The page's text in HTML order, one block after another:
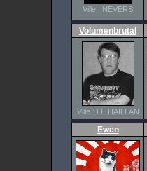
Ville : NEVERS
Volumenbrutal
Ville : LE HAILLAN
Ewen